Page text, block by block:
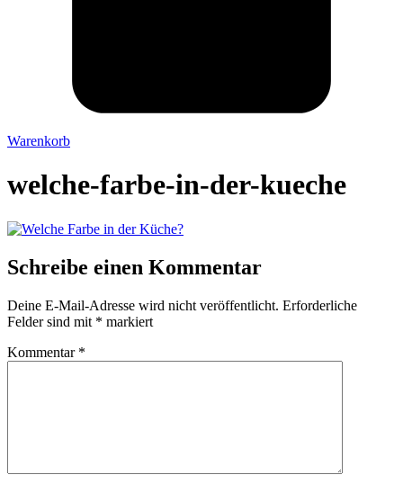
Warenkorb
welche-farbe-in-der-kueche
Schreibe einen Kommentar
Deine E-Mail-Adresse wird nicht veröffentlicht. Erforderliche
Felder sind mit * markiert
Kommentar *